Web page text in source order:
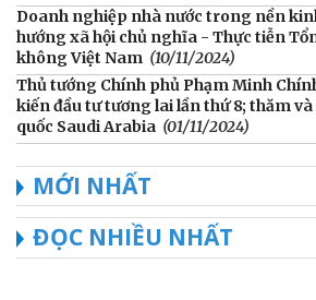
Doanh nghiệp nhà nước trong nền
hướng xã hội chủ nghĩa - Thực tiễn
không Việt Nam (10/11/2024)
Thủ tướng Chính phủ Phạm Minh
kiến đầu tư tương lai lần thứ 8; thăm
quốc Saudi Arabia (01/11/2024)
MỚI NHẤT
ĐỌC NHIỀU NHẤT